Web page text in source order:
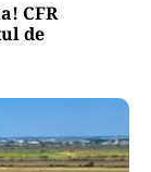
CFR
de